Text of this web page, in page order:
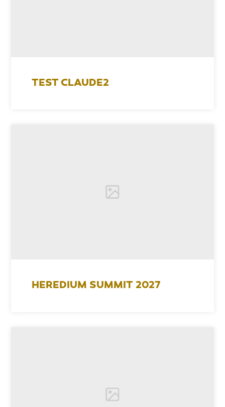
TEST CLAUDE2
HEREDIUM SUMMIT 2027